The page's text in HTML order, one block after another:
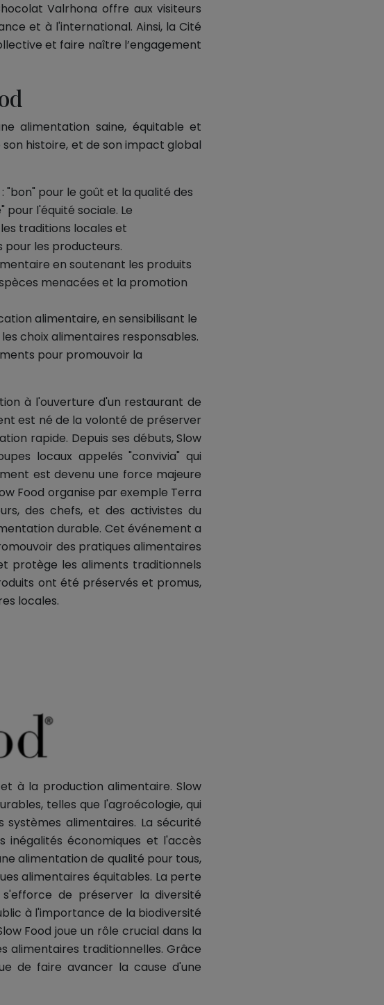
Valrhona offre aux visiteurs
et à l'international. Ainsi, la Cité
et faire naître l’engagement
alimentation saine, équitable et
histoire, et de son impact global
"bon" pour le goût et la qualité des
l'équité sociale. Le
traditions locales et
les producteurs.
en soutenant les produits
menacées et la promotion
alimentaire, en sensibilisant le
choix alimentaires responsables.
pour promouvoir la
à l'ouverture d'un restaurant de
est né de la volonté de préserver
rapide. Depuis ses débuts, Slow
locaux appelés "convivia" qui
est devenu une force majeure
Food organise par exemple Terra
des chefs, et des activistes du
durable. Cet événement a
des pratiques alimentaires
protège les aliments traditionnels
ont été préservés et promus,
locales.
à la production alimentaire. Slow
telles que l'agroécologie, qui
alimentaires. La sécurité
économiques et l'accès
alimentation de qualité pour tous,
alimentaires équitables. La perte
de préserver la diversité
à l'importance de la biodiversité
Food joue un rôle crucial dans la
alimentaires traditionnelles. Grâce
de faire avancer la cause d'une